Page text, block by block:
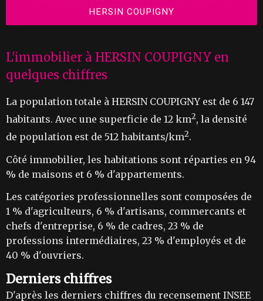
HERSIN COUPIGNY
L'immobilier à HERSIN COUPIGNY en
quelques chiffres
La population totale à HERSIN COUPIGNY est de 6 147
habitants. Avec une superficie de 12 km2, la densité
de population est de 512 habitants/km2.
Côté immobilier, les habitations sont réparties en 94
% de maisons et 6 % d'appartements.
Les catégories professionnelles sont composées de
1 % d'agriculteurs, 6 % d'artisans, commercants et
chefs d'entreprise, 6 % de cadres, 23 % de
professions intermédiaires, 23 % d'employés et de
40 % d'ouvriers.
Derniers chiffres
D'après les derniers chiffres du recensement INSEE